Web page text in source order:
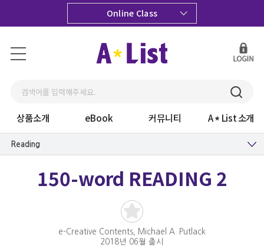
Online Class
상품소개 eBook 커뮤니티 A List 소개
Reading
150-word READING 2
e-Creative Contents, Michael A. Putlack
2018년 06월 출시